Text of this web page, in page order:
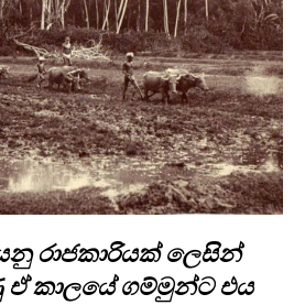
රාජකාරියක් ලෙසින්
කාලයේ ගම්මුන්ට එය